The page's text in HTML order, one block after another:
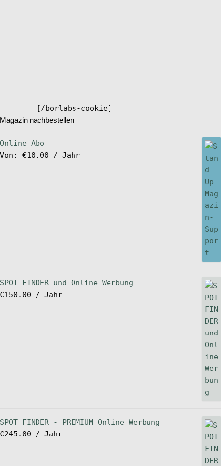
[/borlabs-cookie]
Magazin nachbestellen
Online Abo
Von: €10.00 / Jahr
SPOT FINDER und Online Werbung
€150.00 / Jahr
SPOT FINDER - PREMIUM Online Werbung
€245.00 / Jahr